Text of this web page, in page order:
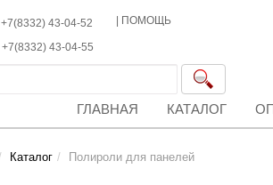
+7(8332) 43-04-52
+7(8332) 43-04-55
ПОМОЩЬ
ГЛАВНАЯ КАТАЛОГ
Каталог Полироли для панелей